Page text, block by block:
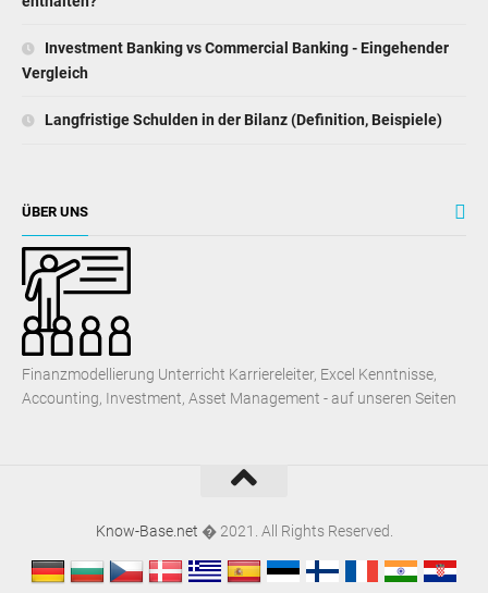
Investment Banking vs Commercial Banking - Eingehender
Vergleich
Langfristige Schulden in der Bilanz (Definition, Beispiele)
ÜBER UNS
Finanzmodellierung Unterricht Karriereleiter, Excel Kenntnisse,
Accounting, Investment, Asset Management - auf unseren Seiten
Know-Base.net � 2021. All Rights Reserved.